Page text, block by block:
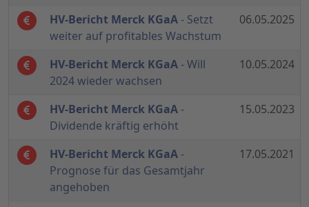
HV-Bericht Merck KGaA- Setzt
weiter auf profitables Wachstum
06.05.2025
HV-Bericht Merck KGaA - Will
2024 wieder wachsen
10.05.2024
HV-Bericht Merck KGaA-
Dividende kräftig erhöht
15.05.2023
HV-Bericht Merck KGaA -
Prognose für das Gesamtjahr
angehoben
17.05.2021